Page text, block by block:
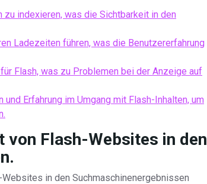
indexieren, was die Sichtbarkeit in den
Ladezeiten führen, was die Benutzererfahrung
Flash, was zu Problemen bei der Anzeige auf
Erfahrung im Umgang mit Flash-Inhalten, um
Flash-Websites in den
in den Suchmaschinenergebnissen